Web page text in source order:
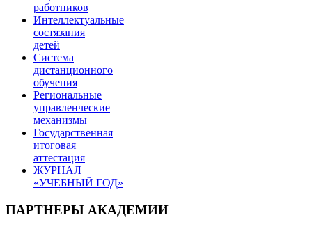
работников
Интеллектуальные
состязания
детей
Система
дистанционного
обучения
Региональные
управленческие
механизмы
Государственная
итоговая
аттестация
ЖУРНАЛ
«УЧЕБНЫЙ ГОД»
ПАРТНЕРЫ АКАДЕМИИ